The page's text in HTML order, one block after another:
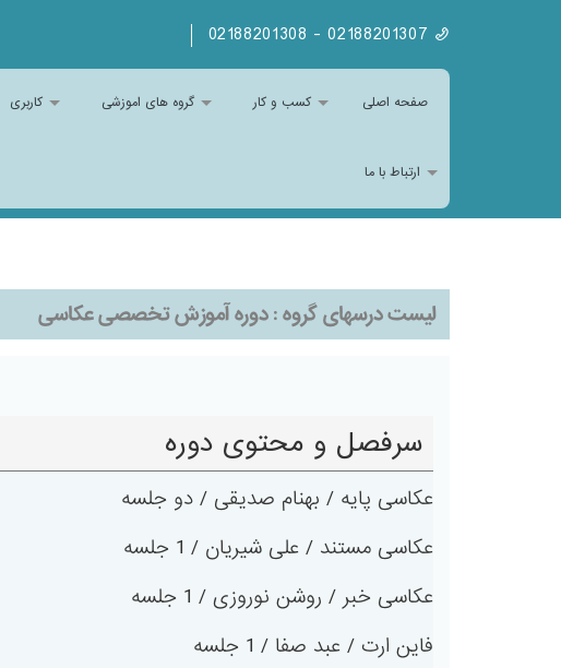
صفحه اصلی کسب و کار گروه های اموزشی کاربری
ارتباط با ما
لیست درسهای گروه :دوره آموزش تخصصی عکاسی
سرفصل و محتوی دوره
عکاسی پایه / بهنام صدیقی / دو جلسه
عکاسی مستند / علی شیریان / 1 جلسه
عکاسی خبر / روشن نوروزی / 1 جلسه
فاین ارت / عبد صفا / 1 جلسه